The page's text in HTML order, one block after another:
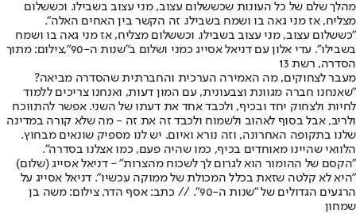
מהלך שלם של כל העונות שכששלום עצוב, מני עצוב בשבילו. וכששלום
מצליח, אז מני גאה בו ושמח בשבילו. זה הקשר בין האחים האלה".
"כששלום עצוב, מני עצוב בשבילו. וכששלום מצליח, אז מני גאה בו ושמח
בשבילו". עדי אלון עם דניאל אסייג כמני ושלום ב"שנות ה-90",צילום: מתוך
הסדרה, רשת 13
מעבר לצחוקים, מה האמירה הערכית והחברתית שהסדרה מביאה?
"שאנחנו חברה מגוונת וצבעונית, עם המון דעות, ואנחנו צריכים ללמוד
לחיות ולצחוק יחד ובכיף, ולכבד אחד את דעתו של השני. אפשר להתווכח
ולריב, אבל בסוף לאהוב ולשמוח ולכבד זה את זה - מה שלא קורה במדינה
שלנו בתקופה האחרונה, וזה נורא ואיום. יש לנו מספיק שונאים מבחוץ.
הלוואי שהיינו מאוחדים בכיף, כמו שהיה פעם, כמו אצלנו בסדרה".
"הקסם של ההומור הוא לגרום לך לשכוח מהצרות" - דניאל אסייג (שלום)
"היא לא קלטה שזאת בכלל המכולת של ממוקה עכשיו". דניאל אסייג על
הרגעים הגדולים של "שנות ה-90". // כתב: אסף הדר, צילום: משה בן
שמחון